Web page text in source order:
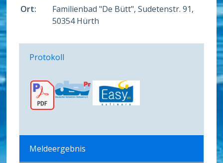
Ort:
Familienbad "De Bütt", Sudetenstr. 91,
50354 Hürth
Protokoll
Meldeergebnis